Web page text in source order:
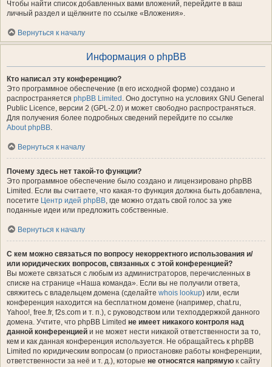
Чтобы найти список добавленных вами вложений, перейдите в ваш
личный раздел и щёлкните по ссылке «Вложения».
Вернуться к началу
Информация о phpBB
Кто написал эту конференцию?
Это программное обеспечение (в его исходной форме) создано и
распространяется phpBB Limited . Оно доступно на условиях GNU General
Public Licence, версии 2 (GPL-2.0) и может свободно распространяться.
Для получения более подробных сведений перейдите по ссылке
About phpBB.
Вернуться к началу
Почему здесь нет такой-то функции?
Это программное обеспечение было создано и лицензировано phpBB
Limited. Если вы считаете, что какая-то функция должна быть добавлена,
посетите Центр идей phpBB, где можно отдать свой голос за уже
поданные идеи или предложить собственные.
Вернуться к началу
С кем можно связаться по вопросу некорректного использования и/
или юридических вопросов, связанных с этой конференцией?
Вы можете связаться с любым из администраторов, перечисленных в
списке на странице «Наша команда». Если вы не получили ответа,
свяжитесь с владельцем домена (сделайте whois lookup) или, если
конференция находится на бесплатном домене (например, chat.ru,
Yahoo!, free.fr, f2s.com и т. п.), с руководством или техподдержкой данного
домена. Учтите, что phpBB Limited не имеет никакого контроля над
данной конференцией и не может нести никакой ответственности за то,
кем и как данная конференция используется. Не обращайтесь к phpBB
Limited по юридическим вопросам (о приостановке работы конференции,
ответственности за неё и т. д.), которые не относятся напрямую к сайту